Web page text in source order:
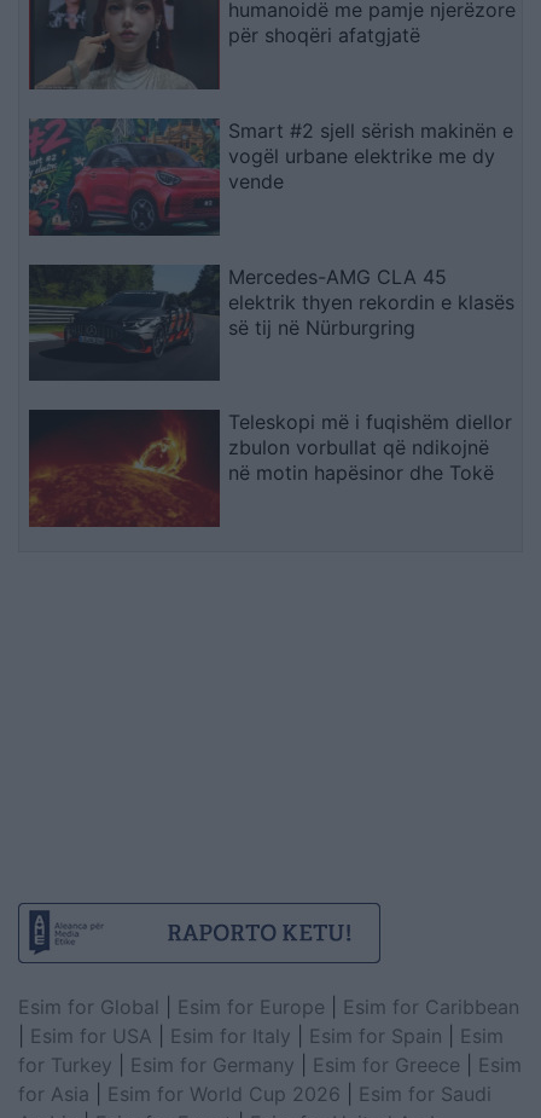
humanoidë me pamje njerëzore
për shoqëri afatgjatë
Smart #2 sjell sërish makinën e
vogël urbane elektrike me dy
vende
Mercedes-AMG CLA 45
elektrik thyen rekordin e klasës
së tij në Nürburgring
Teleskopi më i fuqishëm diellor
zbulon vorbullat që ndikojnë
në motin hapësinor dhe Tokë
Esim for Global Esim for Europe
Esim for Caribbean
Esim for USA Esim for Italy Esim for Spain
Esim
for Turkey
Esim for Germany Esim for Greece
Esim
for Asia
Esim for World Cup 2026
Esim for Saudi